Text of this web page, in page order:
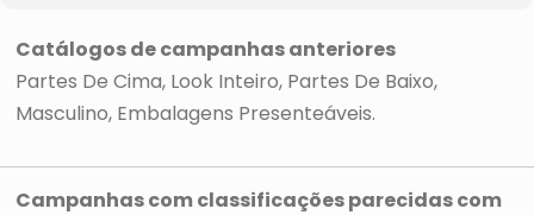
Catálogos de campanhas anteriores
Partes De Cima Look Inteiro Partes De Baixo
Masculino Embalagens Presenteáveis
Campanhas com classificações parecidas com